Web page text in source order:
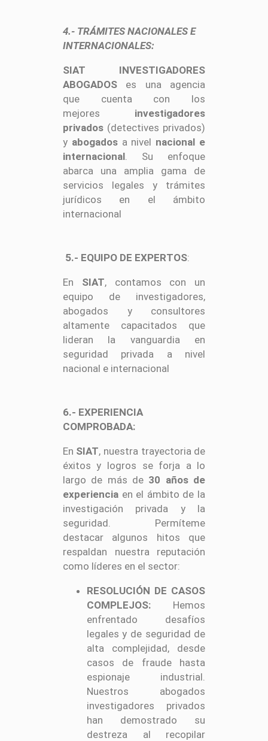
4.- TRÁMITES NACIONALES E
INTERNACIONALES:
SIAT INVESTIGADORES
ABOGADOSes una agencia
que cuenta con los
mejores investigadores
privados(detectives privados)
y abogadosa nivel nacional e
internacional. Su enfoque
abarca una amplia gama de
servicios legales y trámites
jurídicos en el ámbito
internacional
5.- EQUIPO DE EXPERTOS:
En SIAT, contamos con un
equipo de investigadores,
abogados y consultores
altamente capacitados que
lideran la vanguardia en
seguridad privada a nivel
nacional e internacional
6.- EXPERIENCIA
COMPROBADA:
En SIAT, nuestra trayectoria de
éxitos y logros se forja a lo
largo de más de 30 años de
experienciaen el ámbito de la
investigación privada y la
seguridad. Permíteme
destacar algunos hitos que
respaldan nuestra reputación
como líderes en el sector:
RESOLUCIÓN DE CASOS
COMPLEJOS:Hemos
enfrentado desafíos
legales y de seguridad de
alta complejidad, desde
casos de fraude hasta
espionaje industrial.
Nuestros abogados
investigadores privados
han demostrado su
destreza al recopilar